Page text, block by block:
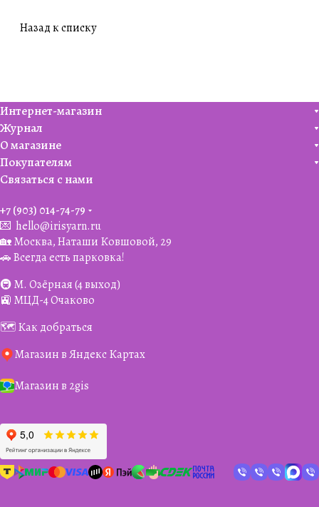
Назад к списку
Интернет-магазин
Журнал
О магазине
Покупателям
Связаться с нами
+7 (903) 014-74-79‬
💌 hello@irisyarn.ru
🏡 Москва, Наташи Ковшовой, 29
🚗 Всегда есть парковка!
🚇 М. Озёрная (4 выход)
🚉 МЦД-4 Очаково
🗺️ Как добраться
Магазин в Яндекс Картах
Магазин в 2gis